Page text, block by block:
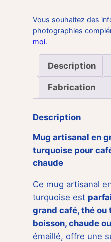
Vous souhaitez des
photographies
moi.
Description
Fabrication
Description
Mug artisanal en
turquoise pour
chaude
Ce mug artisanal
turquoise est
grand café, thé ou
boisson, chaude
émaillé, offre une